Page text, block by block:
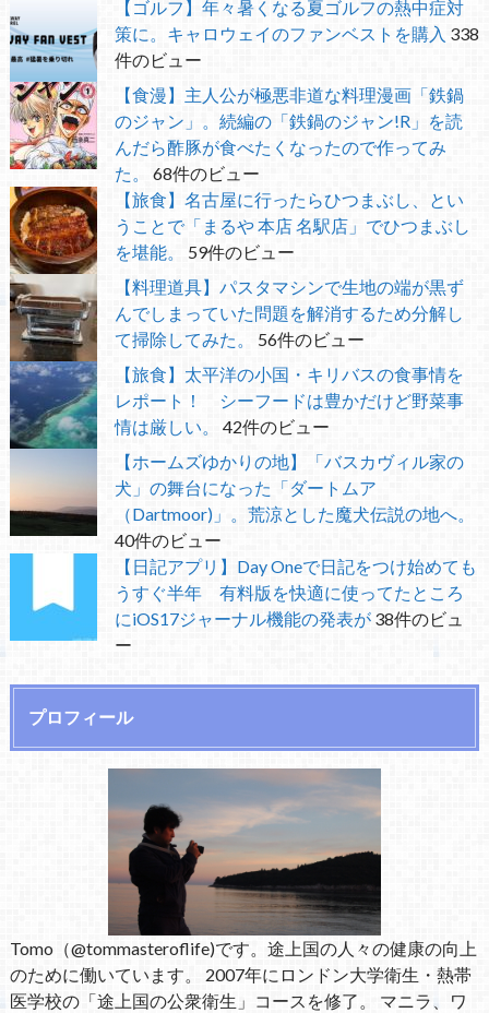
【ゴルフ】年々暑くなる夏ゴルフの熱中症対
策に。キャロウェイのファンベストを購入 338
件のビュー
【食漫】主人公が極悪非道な料理漫画「鉄鍋
のジャン」。続編の「鉄鍋のジャン!R」を読
んだら酢豚が食べたくなったので作ってみ
た。
68件のビュー
【旅食】名古屋に行ったらひつまぶし、とい
うことで「まるや 本店 名駅店」でひつまぶし
を堪能。
59件のビュー
【料理道具】パスタマシンで生地の端が黒ず
んでしまっていた問題を解消するため分解し
て掃除してみた。
56件のビュー
【旅食】太平洋の小国・キリバスの食事情を
レポート！ シーフードは豊かだけど野菜事
情は厳しい。
42件のビュー
【ホームズゆかりの地】「バスカヴィル家の
犬」の舞台になった「ダートムア
（Dartmoor)」。荒涼とした魔犬伝説の地へ。
40件のビュー
【日記アプリ】Day Oneで日記をつけ始めても
うすぐ半年 有料版を快適に使ってたところ
にiOS17ジャーナル機能の発表が 38件のビュ
ー
プロフィール
Tomo（@tommasteroflife)です。途上国の人々の健康の向上
のために働いています。 2007年にロンドン大学衛生・熱帯
医学校の「途上国の公衆衛生」コースを修了。 マニラ、ワ